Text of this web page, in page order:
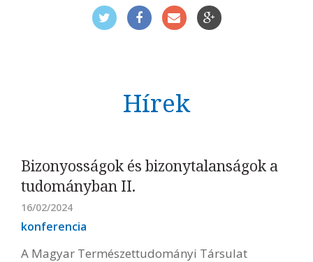
Hírek
Bizonyosságok és bizonytalanságok a
tudományban II.
16/02/2024
konferencia
A Magyar Természettudományi Társulat